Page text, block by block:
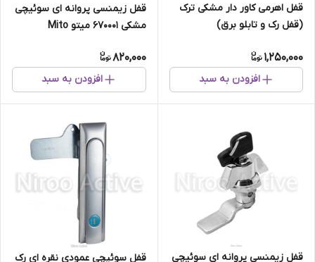
قفل اهرمی کاور دار مشکی ترک
(قفل رک و تابلو برق)
1,250,000
افزودن به سبد
قفل زیمنسی پروانه ای سوئیچی
مشکی ۶۷۰۰۰۱ میتو Mito
820,000
افزودن به سبد
قفل زیمنسی پروانه ای سوئیچی قفل سوئیچی عمودی نقره ای رک